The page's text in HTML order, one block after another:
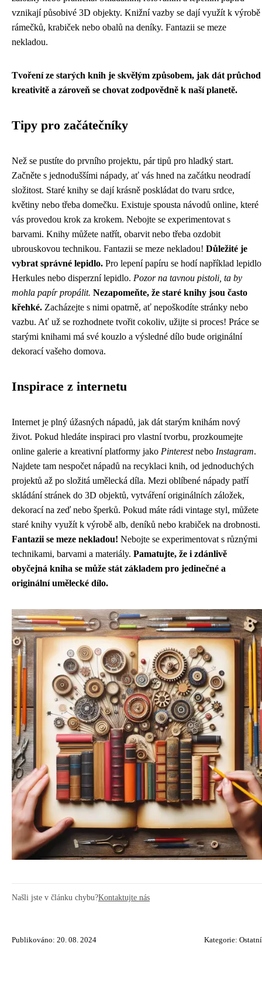
vznikají působivé 3D objekty. Knižní vazby se dají využít k výrobě
rámečků, krabiček nebo obalů na deníky. Fantazii se meze
nekladou.
Tvoření ze starých knih je skvělým způsobem, jak dát průchod
kreativitě a zároveň se chovat zodpovědně k naší planetě.
Tipy pro začátečníky
Než se pustíte do prvního projektu, pár tipů pro hladký start.
Začněte s jednoduššími nápady, ať vás hned na začátku neodradí
složitost. Staré knihy se dají krásně poskládat do tvaru srdce,
květiny nebo třeba domečku. Existuje spousta návodů online, které
vás provedou krok za krokem. Nebojte se experimentovat s
barvami. Knihy můžete natřít, obarvit nebo třeba ozdobit
ubrouskovou technikou. Fantazii se meze nekladou! Důležité je
vybrat správné lepidlo. Pro lepení papíru se hodí například lepidlo
Herkules nebo disperzní lepidlo. Pozor na tavnou pistoli, ta by
mohla papír propálit. Nezapomeňte, že staré knihy jsou často
křehké. Zacházejte s nimi opatrně, ať nepoškodíte stránky nebo
vazbu. Ať už se rozhodnete tvořit cokoliv, užijte si proces! Práce se
starými knihami má své kouzlo a výsledné dílo bude originální
dekorací vašeho domova.
Inspirace z internetu
Internet je plný úžasných nápadů, jak dát starým knihám nový
život. Pokud hledáte inspiraci pro vlastní tvorbu, prozkoumejte
online galerie a kreativní platformy jako Pinterestnebo Instagram.
Najdete tam nespočet nápadů na recyklaci knih, od jednoduchých
projektů až po složitá umělecká díla. Mezi oblíbené nápady patří
skládání stránek do 3D objektů, vytváření originálních záložek,
dekorací na zeď nebo šperků. Pokud máte rádi vintage styl, můžete
staré knihy využít k výrobě alb, deníků nebo krabiček na drobnosti.
Fantazii se meze nekladou! Nebojte se experimentovat s různými
technikami, barvami a materiály. Pamatujte, že i zdánlivě
obyčejná kniha se může stát základem pro jedinečné a
originální umělecké dílo.
Našli jste v článku chybu?Kontaktujte nás
Publikováno: 20. 08. 2024 Kategorie: Ostatní